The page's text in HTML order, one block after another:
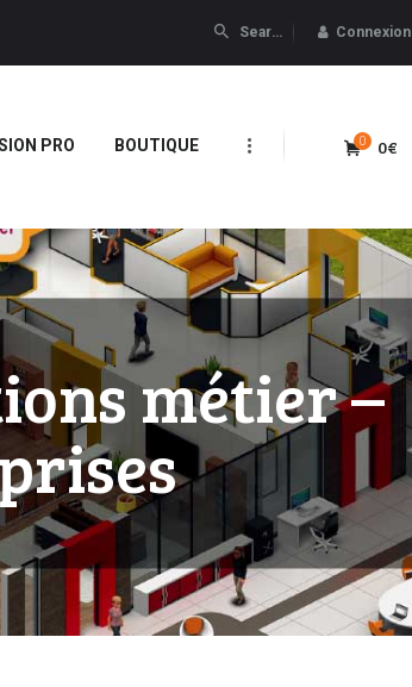
Connexion
PRO BOUTIQUE 0€
0
métier –